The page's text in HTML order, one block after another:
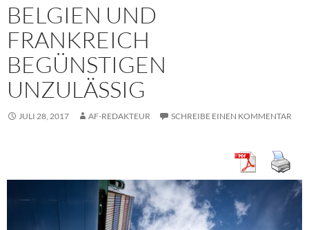
BELGIEN UND
FRANKREICH
BEGÜNSTIGEN
UNZULÄSSIG
JULI 28, 2017 AF-REDAKTEUR SCHREIBE EINEN KOMMENTAR